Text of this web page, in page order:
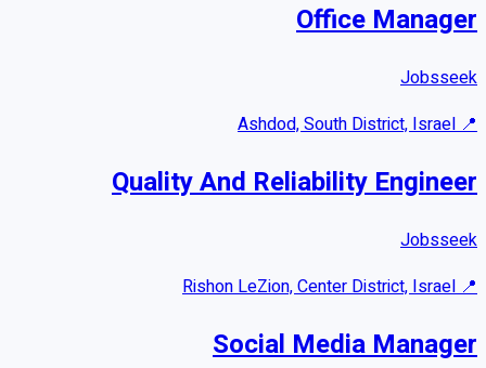
Office Manager
Jobsseek
📍
Ashdod, South District, Israel
Quality And Reliability Engineer
Jobsseek
📍
Rishon LeZion, Center District, Israel
Social Media Manager